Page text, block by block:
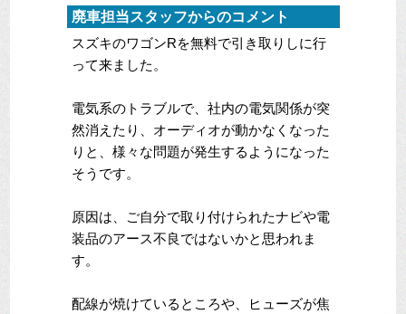
廃車担当スタッフからのコメント
スズキのワゴンRを無料で引き取りしに行
って来ました。
電気系のトラブルで、社内の電気関係が突
然消えたり、オーディオが動かなくなった
りと、様々な問題が発生するようになった
そうです。
原因は、ご自分で取り付けられたナビや電
装品のアース不良ではないかと思われま
す。
配線が焼けているところや、ヒューズが焦